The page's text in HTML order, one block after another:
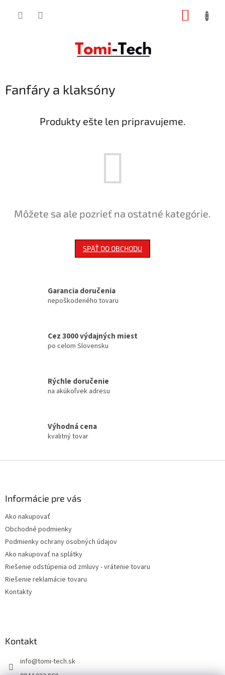
Fanfáry a klaksóny
Produkty ešte len pripravujeme.
Môžete sa ale pozrieť na ostatné kategórie.
SPÄŤ DO OBCHODU
Garancia doručenia
nepoškodeného tovaru
Cez 3000 výdajných miest
po celom Slovensku
Rýchle doručenie
na akúkoľvek adresu
Výhodná cena
kvalitný tovar
Informácie pre vás
Ako nakupovať
Obchodné podmienky
Podmienky ochrany osobných údajov
Ako nakupovať na splátky
Riešenie odstúpenia od zmluvy - vrátenie tovaru
Riešenie reklamácie tovaru
Kontakty
Kontakt
info@tomi-tech.sk